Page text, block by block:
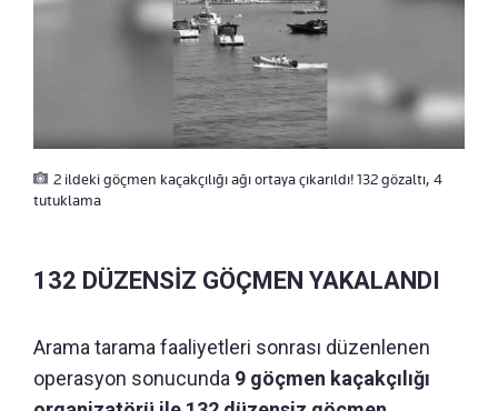
2 ildeki göçmen kaçakçılığı ağı ortaya çıkarıldı! 132 gözaltı, 4
tutuklama
132 DÜZENSİZ GÖÇMEN YAKALANDI
Arama tarama faaliyetleri sonrası düzenlenen
operasyon sonucunda 9 göçmen kaçakçılığı